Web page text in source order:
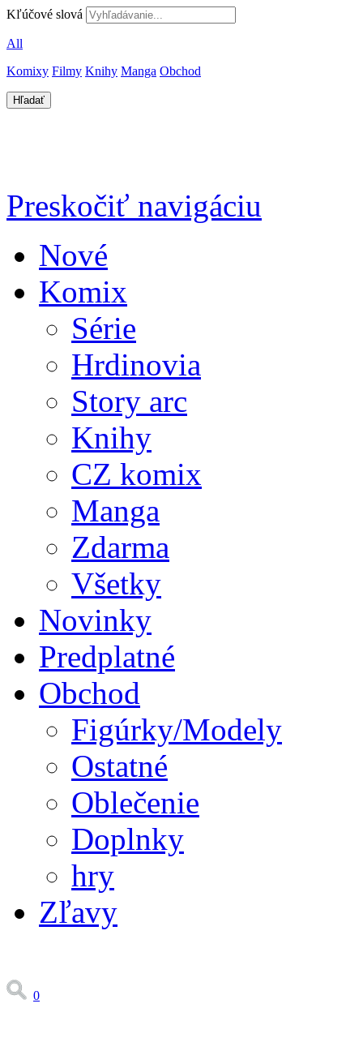
Kľúčové slová
All
Komixy Filmy Knihy Manga Obchod
Preskočiť navigáciu
Nové
Komix
Série
Hrdinovia
Story arc
Knihy
CZ komix
Manga
Zdarma
Všetky
Novinky
Predplatné
Obchod
Figúrky/Modely
Ostatné
Oblečenie
Doplnky
hry
Zľavy
0